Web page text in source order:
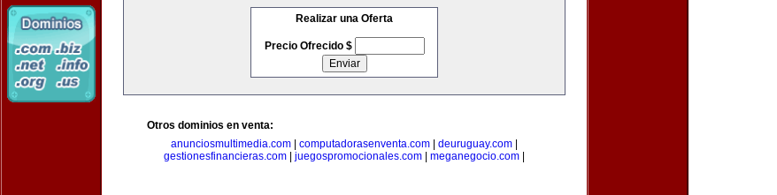
Realizar una Oferta
Precio Ofrecido $
Otros dominios en venta:
anunciosmultimedia.com
computadorasenventa.com deuruguay.com
gestionesfinancieras.com
juegospromocionales.com meganegocio.com